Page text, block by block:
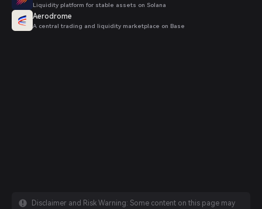
Liquidity platform for stable assets on Solana
Aerodrome
A central trading and liquidity marketplace on Base
Disclaimer and Risk Warning: Some content on this page may